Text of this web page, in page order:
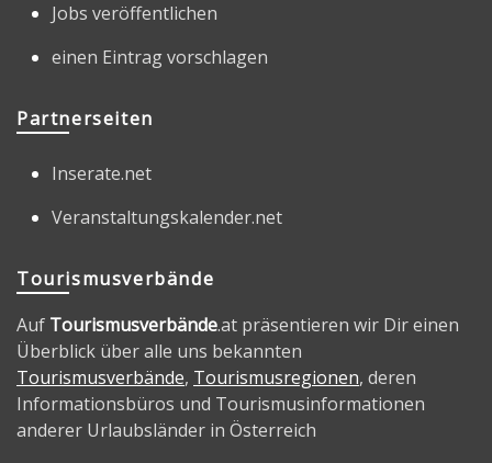
Jobs veröffentlichen
einen Eintrag vorschlagen
Partnerseiten
Inserate.net
Veranstaltungskalender.net
Tourismusverbände
Auf Tourismusverbände.at präsentieren wir Dir einen
Überblick über alle uns bekannten
Tourismusverbände, Tourismusregionen, deren
Informationsbüros und Tourismusinformationen
anderer Urlaubsländer in Österreich